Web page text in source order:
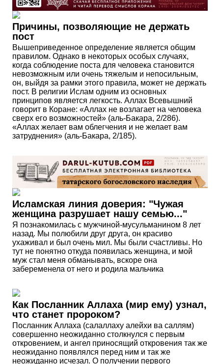
Вышеприведенное определение является общим
правилом. Однако в некоторых особых случаях,
когда соблюдение поста для человека становится
невозможным или очень тяжелым и непосильным,
он, выйдя за рамки этого правила, может не держать
пост. В религии Ислам одним из основных
принципов является легкость. Аллах Всевышний
говорит в Коране: «Аллах не возлагает на человека
сверх его возможностей» (аль-Бакара, 2/286).
«Аллах желает вам облегчения и не желает вам
затруднения» (аль-Бакара, 2/185).
Исламская линия доверия: "Чужая
женщина разрушает нашу семью..."
Я познакомилась с мужчиной-мусульманином 8 лет
назад. Мы полюбили друг друга, он красиво
ухаживал и был очень мил. Мы были счастливы. Но
тут не понятно откуда появилась женщина, и мой
муж стал меня обманывать, вскоре она
забеременела от него и родила мальчика
Как Посланник Аллаха (мир ему) узнал,
что станет пророком?
совершенно неожиданно столкнулся с первым
откровением, и ангел приносящий откровения так же
неожиданно появлялся перед ним и так же
неожиданно исчезал. О получении первого
откровения говорится в следующем хадисе: